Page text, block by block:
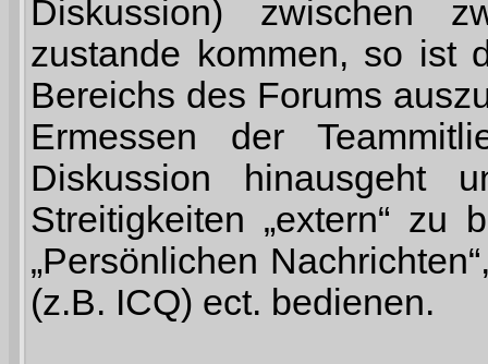
Diskussion) zwischen
zustande kommen, so ist
Bereichs des Forums
Ermessen der
Diskussion
Streitigkeiten „extern“ zu
„Persönlichen
(z.B. ICQ) ect. bedienen.